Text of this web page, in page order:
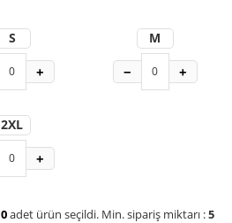
S
+
M
− +
2XL
+
0 adet ürün seçildi. Min. sipariş miktarı :5